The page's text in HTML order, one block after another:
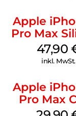
Apple
Pro Max
Case
Black
47,90
inkl. MwSt.
Apple
Pro Max
Case